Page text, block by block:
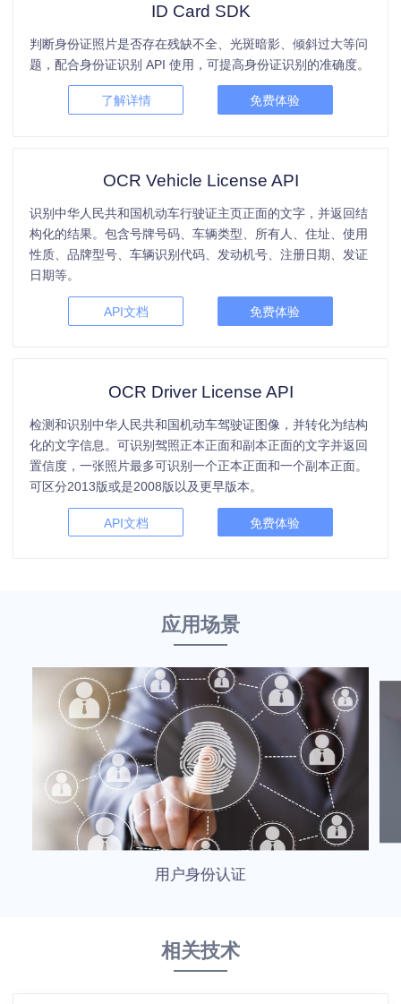
ID Card SDK
判断身份证照片是否存在残缺不全、光斑暗影、倾斜过大等问
题，配合身份证识别 API 使用，可提高身份证识别的准确度。
了解详情 免费体验
OCR Vehicle License API
识别中华人民共和国机动车行驶证主页正面的文字，并返回结
构化的结果。包含号牌号码、车辆类型、所有人、住址、使用
性质、品牌型号、车辆识别代码、发动机号、注册日期、发证
日期等。
API文档 免费体验
OCR Driver License API
检测和识别中华人民共和国机动车驾驶证图像，并转化为结构
化的文字信息。可识别驾照正本正面和副本正面的文字并返回
置信度，一张照片最多可识别一个正本正面和一个副本正面。
可区分2013版或是2008版以及更早版本。
API文档 免费体验
应用场景
用户身份认证
相关技术